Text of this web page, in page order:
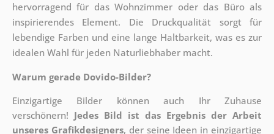
hervorragend für das Wohnzimmer oder das Büro als
inspirierendes Element. Die Druckqualität sorgt für
lebendige Farben und eine lange Haltbarkeit, was es zur
idealen Wahl für jeden Naturliebhaber macht.
Warum gerade Dovido-Bilder?
Einzigartige Bilder können auch Ihr Zuhause
verschönern! Jedes Bild ist das Ergebnis der Arbeit
unseres Grafikdesigners, der seine Ideen in einzigartige